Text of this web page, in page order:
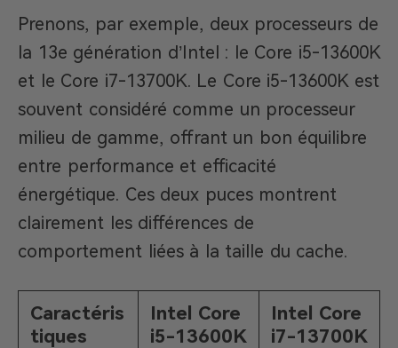
Prenons, par exemple, deux processeurs de
la 13e génération d’Intel : le Core i5-13600K
et le Core i7-13700K. Le Core i5-13600K est
souvent considéré comme un processeur
milieu de gamme, offrant un bon équilibre
entre performance et efficacité
énergétique. Ces deux puces montrent
clairement les différences de
comportement liées à la taille du cache.
Caractéris
tiques
Intel Core
i5-13600K
Intel Core
i7-13700K